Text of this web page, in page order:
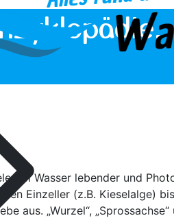
im Wasser lebender und
Einzeller (z.B. Kieselalge)
aus. „Wurzel“,